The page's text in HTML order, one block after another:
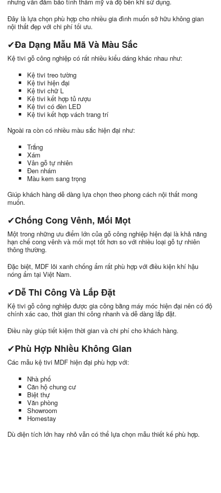
Đây là lựa chọn phù hợp cho nhiều gia đình muốn sở hữu không gian
nội thất đẹp với chi phí tối ưu.
✔Đa Dạng Mẫu Mã Và Màu Sắc
Kệ tivi gỗ công nghiệp có rất nhiều kiểu dáng khác nhau như:
Kệ tivi treo tường
Kệ tivi hiện đại
Kệ tivi chữ L
Kệ tivi kết hợp tủ rượu
Kệ tivi có đèn LED
Kệ tivi kết hợp vách trang trí
Ngoài ra còn có nhiều màu sắc hiện đại như:
Trắng
Xám
Vân gỗ tự nhiên
Đen nhám
Màu kem sang trọng
Giúp khách hàng dễ dàng lựa chọn theo phong cách nội thất mong
muốn.
✔Chống Cong Vênh, Mối Mọt
Một trong những ưu điểm lớn của gỗ công nghiệp hiện đại là khả năng
hạn chế cong vênh và mối mọt tốt hơn so với nhiều loại gỗ tự nhiên
thông thường.
Đặc biệt, MDF lõi xanh chống ẩm rất phù hợp với điều kiện khí hậu
nóng ẩm tại Việt Nam.
✔Dễ Thi Công Và Lắp Đặt
Kệ tivi gỗ công nghiệp được gia công bằng máy móc hiện đại nên có độ
chính xác cao, thời gian thi công nhanh và dễ dàng lắp đặt.
Điều này giúp tiết kiệm thời gian và chi phí cho khách hàng.
✔Phù Hợp Nhiều Không Gian
Các mẫu kệ tivi MDF hiện đại phù hợp với:
Nhà phố
Căn hộ chung cư
Biệt thự
Văn phòng
Showroom
Homestay
Dù diện tích lớn hay nhỏ vẫn có thể lựa chọn mẫu thiết kế phù hợp.